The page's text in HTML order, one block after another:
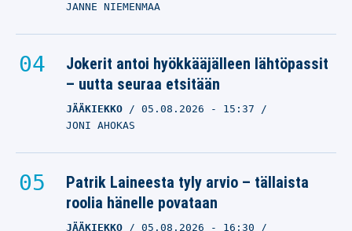
JANNE NIEMENMAA
Jokerit antoi hyökkääjälleen lähtöpassit
– uutta seuraa etsitään
JÄÄKIEKKO 05.08.2026 - 15:37
JONI AHOKAS
Patrik Laineesta tyly arvio – tällaista
roolia hänelle povataan
JÄÄKIEKKO 05.08.2026 - 16:30